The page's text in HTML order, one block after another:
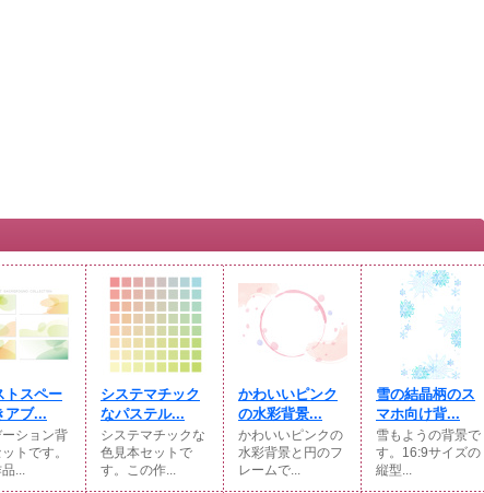
トスペー
アブ...
ション背
トです。
...
システマチック
なパステル...
システマチックな
色見本セットで
す。この作...
かわいいピンク
の水彩背景...
かわいいピンクの
水彩背景と円のフ
レームで...
雪の結晶柄のス
マホ向け背...
雪もようの背景で
す。16:9サイズの
縦型...